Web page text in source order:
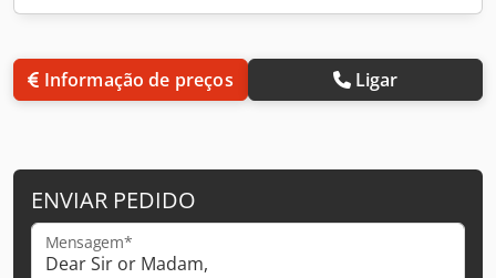
Informação de preços Ligar
ENVIAR PEDIDO
Mensagem*